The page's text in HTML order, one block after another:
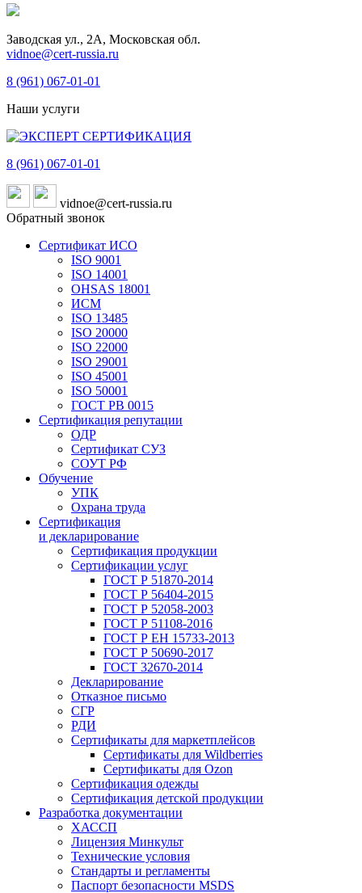
Заводская ул., 2А, Московская обл.
vidnoe@cert-russia.ru
8 (961) 067-01-01
Наши услуги
8 (961) 067-01-01
vidnoe@cert-russia.ru
Обратный звонок
Сертификат ИСО
ISO 9001
ISO 14001
OHSAS 18001
ИСМ
ISO 13485
ISO 20000
ISO 22000
ISO 29001
ISO 45001
ISO 50001
ГОСТ РВ 0015
Сертификация репутации
ОДР
Сертификат СУЗ
СОУТ РФ
Обучение
УПК
Охрана труда
Сертификация
и декларирование
Сертификация продукции
Сертификации услуг
ГОСТ Р 51870-2014
ГОСТ Р 56404-2015
ГОСТ Р 52058-2003
ГОСТ Р 51108-2016
ГОСТ Р ЕН 15733-2013
ГОСТ Р 50690-2017
ГОСТ 32670-2014
Декларирование
Отказное письмо
СГР
РДИ
Сертификаты для маркетплейсов
Сертификаты для Wildberries
Сертификаты для Ozon
Сертификация одежды
Сертификация детской продукции
Разработка документации
ХАССП
Лицензия Минкульт
Технические условия
Стандарты и регламенты
Паспорт безопасности MSDS